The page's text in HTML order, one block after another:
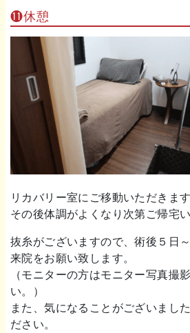
⓫休憩
リカバリー室にご移動いただきます
その後体調がよくなり次第ご帰宅い
抜糸がございますので、術後５日
来院をお願い致します。
（モニターの方はモニター写真撮
い。）
また、気になることがございまし
ださい。